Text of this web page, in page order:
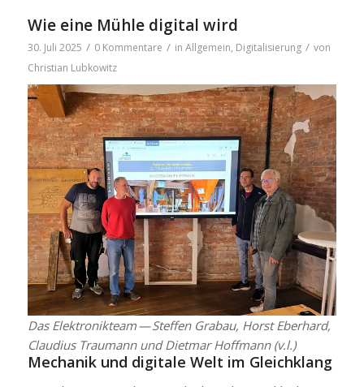
Wie eine Mühle digital wird
30. Juli 2025 / 0 Kommentare / in Allgemein, Digitalisierung / von
Christian Lubkowitz
Das Elek­tro­nik­team — Stef­fen Grabau, Horst Eber­hard,
Clau­di­us Trau­mann und Diet­mar Hoff­mann (v.l.)
Mecha­nik und digi­ta­le Welt im Gleich­klang